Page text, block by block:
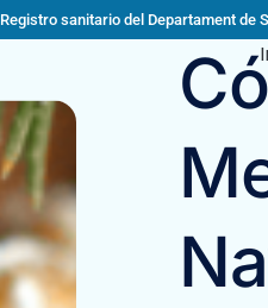
Registro sanitario del Departament de